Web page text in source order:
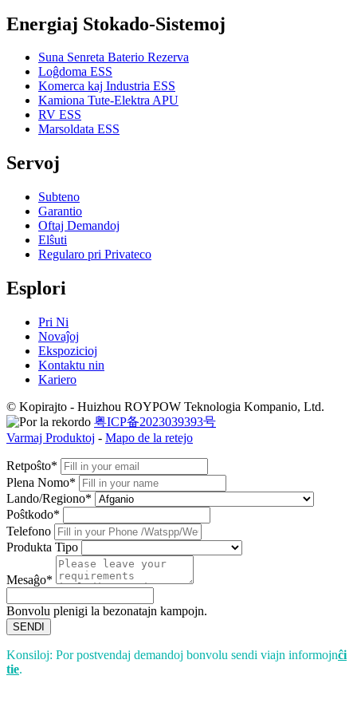
Energiaj Stokado-Sistemoj
Suna Senreta Baterio Rezerva
Loĝdoma ESS
Komerca kaj Industria ESS
Kamiona Tute-Elektra APU
RV ESS
Marsoldata ESS
Servoj
Subteno
Garantio
Oftaj Demandoj
Elŝuti
Regularo pri Privateco
Esplori
Pri Ni
Novaĵoj
Ekspozicioj
Kontaktu nin
Kariero
© Kopirajto - Huizhou ROYPOW Teknologia Kompanio, Ltd.
粤ICP备2023039393号
Varmaj Produktoj - Mapo de la retejo
Retpoŝto*
Plena Nomo*
Lando/Regiono*
Poŝtkodo*
Telefono
Produkta Tipo
Mesaĝo*
Bonvolu plenigi la bezonatajn kampojn.
SENDI
Konsiloj: Por postvendaj demandoj bonvolu sendi viajn informojnĉi
tie.